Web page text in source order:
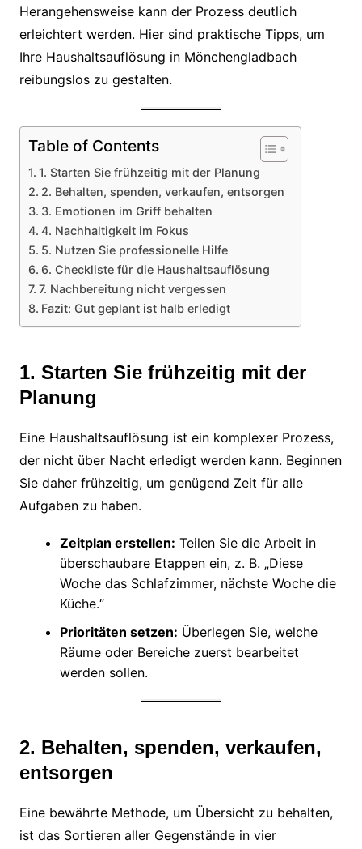
Herangehensweise kann der Prozess deutlich
erleichtert werden. Hier sind praktische Tipps, um
Ihre Haushaltsauflösung in Mönchengladbach
reibungslos zu gestalten.
Table of Contents
1. Starten Sie frühzeitig mit der Planung
2. Behalten, spenden, verkaufen, entsorgen
3. Emotionen im Griff behalten
4. Nachhaltigkeit im Fokus
5. Nutzen Sie professionelle Hilfe
6. Checkliste für die Haushaltsauflösung
7. Nachbereitung nicht vergessen
Fazit: Gut geplant ist halb erledigt
1. Starten Sie frühzeitig mit der
Planung
Eine Haushaltsauflösung ist ein komplexer Prozess,
der nicht über Nacht erledigt werden kann. Beginnen
Sie daher frühzeitig, um genügend Zeit für alle
Aufgaben zu haben.
Zeitplan erstellen: Teilen Sie die Arbeit in
überschaubare Etappen ein, z. B. „Diese
Woche das Schlafzimmer, nächste Woche die
Küche.“
Prioritäten setzen: Überlegen Sie, welche
Räume oder Bereiche zuerst bearbeitet
werden sollen.
2. Behalten, spenden, verkaufen,
entsorgen
Eine bewährte Methode, um Übersicht zu behalten,
ist das Sortieren aller Gegenstände in vier